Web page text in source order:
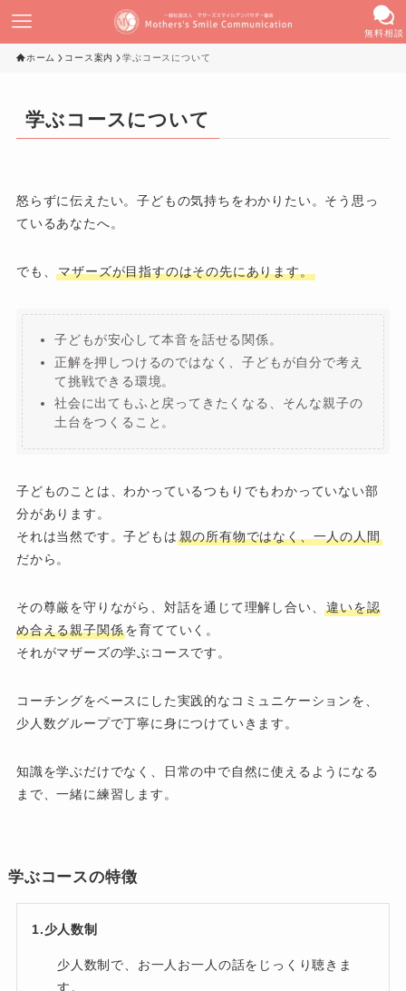
無料相談
ホーム コース案内 学ぶコースについて
学ぶコースについて
怒らずに伝えたい。子どもの気持ちをわかりたい。そう思っ
ているあなたへ。
でも、マザーズが目指すのはその先にあります。
子どもが安心して本音を話せる関係。
正解を押しつけるのではなく、子どもが自分で考え
て挑戦できる環境。
社会に出てもふと戻ってきたくなる、そんな親子の
土台をつくること。
子どものことは、わかっているつもりでもわかっていない部
分があります。
それは当然です。子どもは 親の所有物ではなく、一人の人間
だから。
その尊厳を守りながら、対話を通じて理解し合い、違いを認
め合える親子関係を育てていく。
それがマザーズの学ぶコースです。
コーチングをベースにした実践的なコミュニケーションを、
少人数グループで丁寧に身につけていきます。
知識を学ぶだけでなく、日常の中で自然に使えるようになる
まで、一緒に練習します。
学ぶコースの特徴
1.少人数制
少人数制で、お一人お一人の話をじっくり聴きま
す。